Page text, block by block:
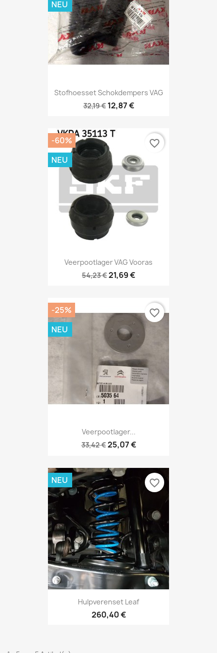
Stofhoesset Schokdempers VAG
32,19 € 12,87 €
NEU
Veerpootlager VAG Vooras
54,23 €21,69 €
-60%
NEU
favorite_border
Veerpootlager...
33,42 €25,07 €
-25%
NEU
favorite_border
Hulpverenset Leaf
260,40 €
NEU favorite_border